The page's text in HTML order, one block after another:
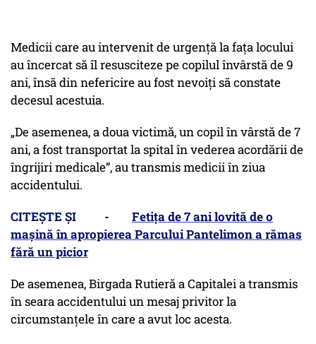
Medicii care au intervenit de urgență la fața locului
au încercat să îl resusciteze pe copilul învârstă de 9
ani, însă din nefericire au fost nevoiți să constate
decesul acestuia.
„De asemenea, a doua victimă, un copil în vârstă de 7
ani, a fost transportat la spital în vederea acordării de
îngrijiri medicale”, au transmis medicii în ziua
accidentului.
CITEȘTE ȘI - Fetița de 7 ani lovită de o
mașină în apropierea Parcului Pantelimon a rămas
fără un picior
De asemenea, Birgada Rutieră a Capitalei a transmis
în seara accidentului un mesaj privitor la
circumstanțele în care a avut loc acesta.